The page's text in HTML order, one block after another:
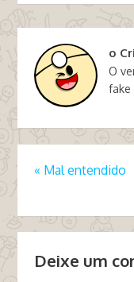
o
O
fake
« Mal entendido
Deixe um